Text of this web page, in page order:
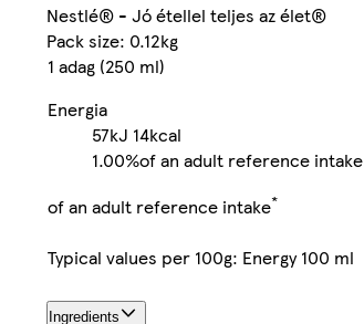
Nestlé® - Jó étellel teljes az élet®
Pack size: 0.12kg
1 adag (250 ml)
Energia
57kJ 14kcal
1.00%of an adult reference intake
of an adult reference intake*
Typical values per 100g: Energy 100 ml
Ingredients